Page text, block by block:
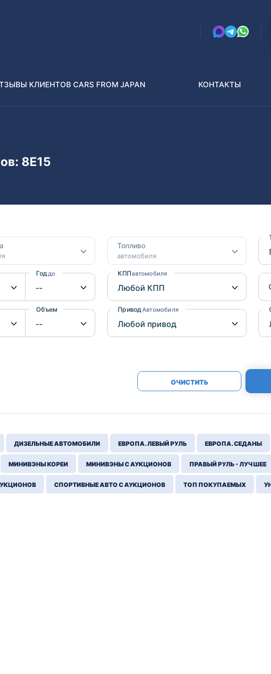
Nissan
Mazda
Mitsubishi
Subaru
Suzuki
Lexus
Audi
КЛИЕНТОВ CARS FROM JAPAN КОНТАКТЫ
8E15
Год до
Объем до
Топливо
автомобиля
КППавтомобиля
Привод Автомобиля
ОЧИСТИТЬ
ДИЗЕЛЬНЫЕ АВТОМОБИЛИ ЕВРОПА. ЛЕВЫЙ РУЛЬ ЕВРОПА. СЕДАНЫ
МИНИВЭНЫ КОРЕИ МИНИВЭНЫ С АУКЦИОНОВ ПРАВЫЙ РУЛЬ - ЛУЧШЕЕ
СПОРТИВНЫЕ АВТО С АУКЦИОНОВ ТОП ПОКУПАЕМЫХ